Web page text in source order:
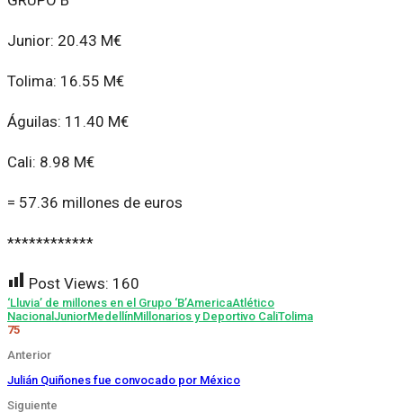
Junior: 20.43 M€
Tolima: 16.55 M€
Águilas: 11.40 M€
Cali: 8.98 M€
= 57.36 millones de euros
************
Post Views: 160
‘Lluvia’ de millones en el Grupo ‘B’AmericaAtlético
Nacional JuniorMedellínMillonarios y Deportivo CaliTolima
75
Anterior
Julián Quiñones fue convocado por México
Siguiente